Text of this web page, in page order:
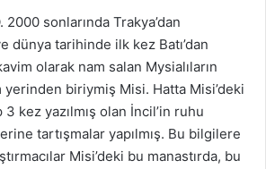
2000 sonlarında Trakya’dan
dünya tarihinde ilk kez Batı’dan
olarak nam salan Mysialıların
biriymiş Misi. Hatta Misi’deki
3 kez yazılmış olan İncil’in ruhu
tartışmalar yapılmış. Bu bilgilere
Misi’deki bu manastırda, bu